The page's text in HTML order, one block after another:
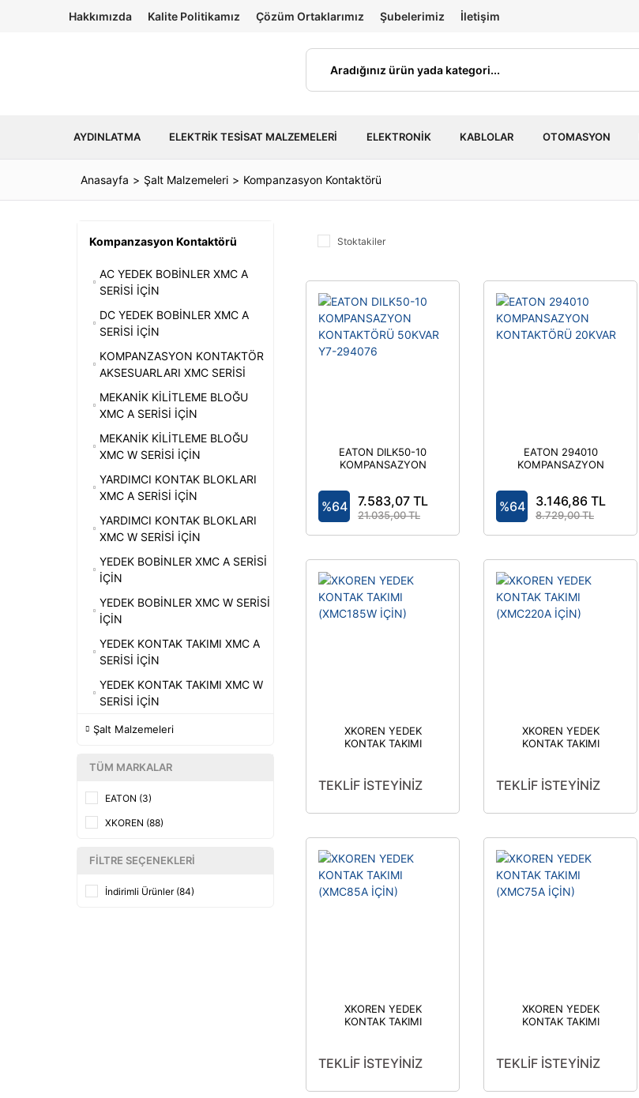
Hakkımızda Kalite Politikamız Çözüm Ortaklarımız Şubelerimiz İletişim
AYDINLATMA ELEKTRIK TESISAT MALZEMELERI ELEKTRONIK KABLOLAR OTOMASYON
Anasayfa Şalt Malzemeleri Kompanzasyon Kontaktörü
Kompanzasyon Kontaktörü
AC YEDEK BOBİNLER XMC A
SERİSİ İÇİN
DC YEDEK BOBİNLER XMC A
SERİSİ İÇİN
KOMPANZASYON KONTAKTÖR
AKSESUARLARI XMC SERİSİ
MEKANİK KİLİTLEME BLOĞU
XMC A SERİSİ İÇİN
MEKANİK KİLİTLEME BLOĞU
XMC W SERİSİ İÇİN
YARDIMCI KONTAK BLOKLARI
XMC A SERİSİ İÇİN
YARDIMCI KONTAK BLOKLARI
XMC W SERİSİ İÇİN
YEDEK BOBİNLER XMC A SERİSİ
İÇİN
YEDEK BOBİNLER XMC W SERİSİ
İÇİN
YEDEK KONTAK TAKIMI XMC A
SERİSİ İÇİN
YEDEK KONTAK TAKIMI XMC W
SERİSİ İÇİN
Şalt Malzemeleri
TÜM MARKALAR
EATON (3)
XKOREN (88)
FILTRE SEÇENEKLERI
İndirimli Ürünler (84)
Stoktakiler
EATON DILK50-10
KOMPANSAZYON
50KVAR Y7-294076
%64 7.583,07 TL
21.035,00 TL
EATON 294010
KOMPANSAZYON
%64 3.146,86 TL
8.729,00 TL
XKOREN YEDEK
KONTAK TAKIMI
TEKLİF İSTEYİNİZ
XKOREN YEDEK
KONTAK TAKIMI
TEKLİF İSTEYİNİZ
XKOREN YEDEK
KONTAK TAKIMI
TEKLİF İSTEYİNİZ
XKOREN YEDEK
KONTAK TAKIMI
TEKLİF İSTEYİNİZ